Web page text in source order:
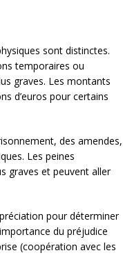
sont distinctes.
temporaires ou
graves. Les montants
d’euros pour certains
des amendes,
Les peines
graves et peuvent aller
pour déterminer
du préjudice
(coopération avec les